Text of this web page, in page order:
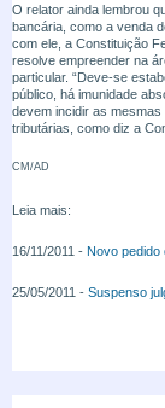
O relator ainda lembrou
bancária, como a venda
com ele, a Constituição
resolve empreender na
particular. “Deve-se
público, há imunidade
devem incidir as
tributárias, como diz a
CM/AD
Leia mais:
16/11/2011 - Novo pedido
25/05/2011 - Suspenso